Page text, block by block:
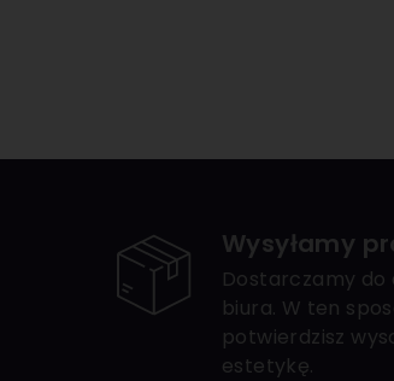
Wysyłamy
Dostarczamy do
biura. W ten
potwierdzisz
estetykę.